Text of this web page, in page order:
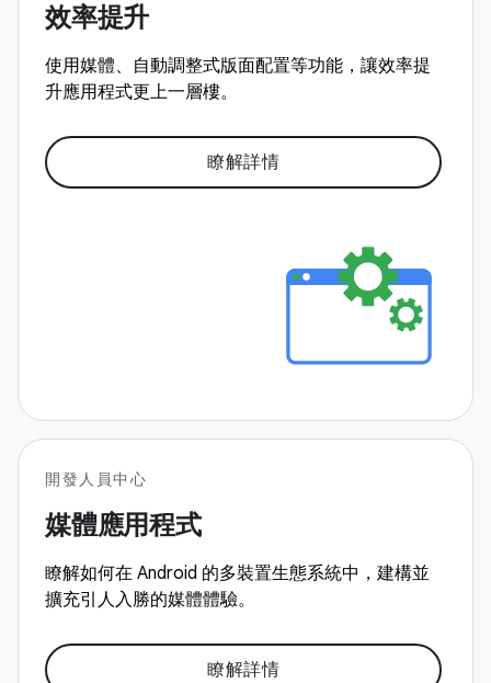
效率提升
使用媒體、自動調整式版面配置等功能，讓效率提
升應用程式更上一層樓。
瞭解詳情
開發人員中心
媒體應用程式
瞭解如何在 Android 的多裝置生態系統中，建構並
擴充引人入勝的媒體體驗。
瞭解詳情